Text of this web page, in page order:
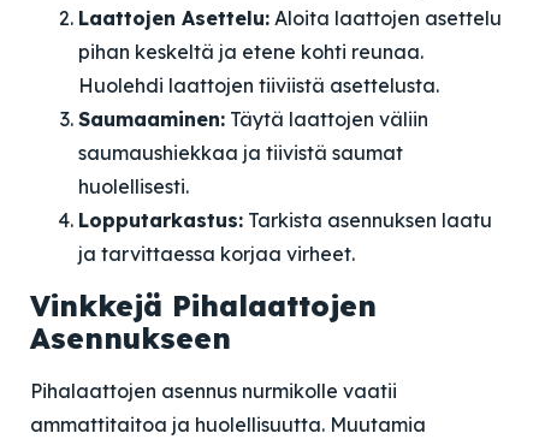
Laattojen Asettelu: Aloita laattojen asettelu
pihan keskeltä ja etene kohti reunaa.
Huolehdi laattojen tiiviistä asettelusta.
Saumaaminen: Täytä laattojen väliin
saumaushiekkaa ja tiivistä saumat
huolellisesti.
Lopputarkastus: Tarkista asennuksen laatu
ja tarvittaessa korjaa virheet.
Vinkkejä Pihalaattojen
Asennukseen
Pihalaattojen asennus nurmikolle vaatii
ammattitaitoa ja huolellisuutta. Muutamia